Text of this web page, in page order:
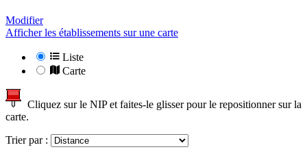
Modifier
Afficher les établissements sur une carte
Liste
Carte
Cliquez sur le NIP et faites-le glisser pour le repositionner sur la
carte.
Trier par :